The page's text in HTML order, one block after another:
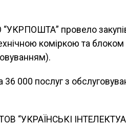
провело
коміркою та
36 000 послуг з
ТОВ “УКРАЇНСЬКІ